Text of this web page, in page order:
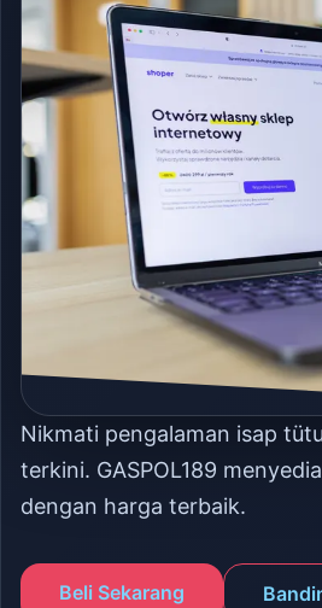
Nikmati pengalaman isap
terkini. GASPOL189
dengan harga terbaik.
Beli Sekarang